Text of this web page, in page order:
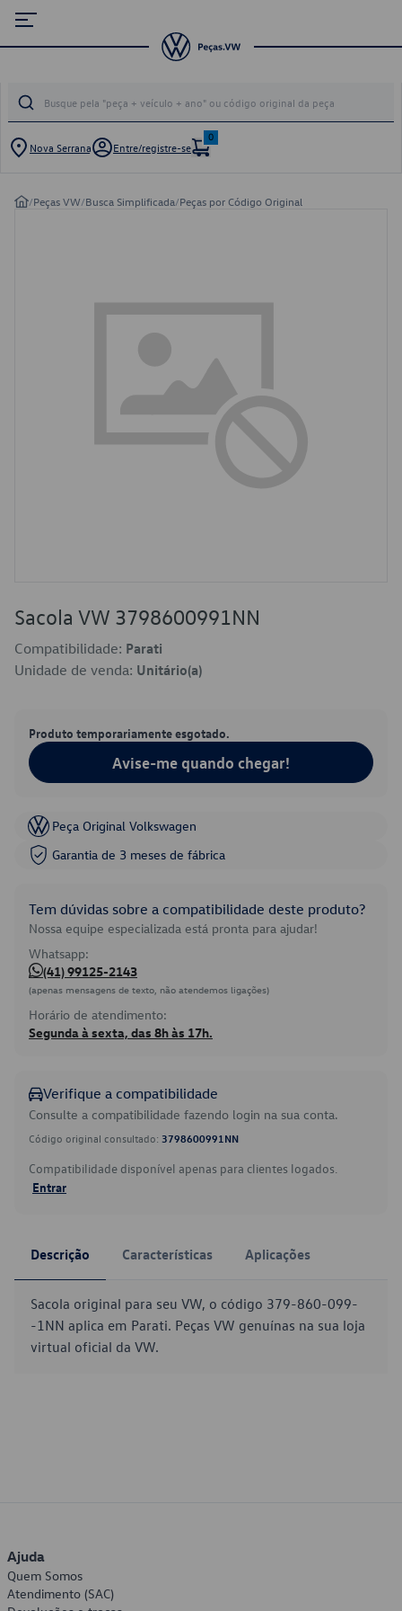
Nova Serrana Entre/registre-se
0
/Peças VW/Busca Simplificada/Peças por Código Original
Sacola VW 3798600991NN
Compatibilidade: Parati
Unidade de venda: Unitário(a)
Produto temporariamente esgotado.
Avise-me quando chegar!
Peça Original Volkswagen
Garantia de 3 meses de fábrica
Tem dúvidas sobre a compatibilidade deste produto?
Nossa equipe especializada está pronta para ajudar!
Whatsapp:
(41) 99125-2143
(apenas mensagens de texto, não atendemos ligações)
Horário de atendimento:
Segunda à sexta, das 8h às 17h.
Verifique a compatibilidade
Consulte a compatibilidade fazendo login na sua conta.
Código original consultado: 3798600991NN
Compatibilidade disponível apenas para clientes logados.
Entrar
Descrição Características Aplicações
Sacola original para seu VW, o código 379-860-099-
-1NN aplica em Parati. Peças VW genuínas na sua loja
virtual oficial da VW.
Ajuda
Quem Somos
Atendimento (SAC)